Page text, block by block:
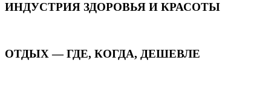
ИНДУСТРИЯ ЗДОРОВЬЯ И КРАСОТЫ
ОТДЫХ — ГДЕ, КОГДА, ДЕШЕВЛЕ